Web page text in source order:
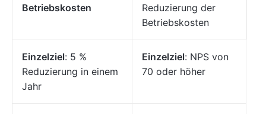
Betriebskosten
Reduzierung der
Betriebskosten
Einzelziel: 5 %
Reduzierung in einem
Jahr
Einzelziel: NPS von
70 oder höher